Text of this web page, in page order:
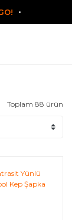
Toplam 88 ürün